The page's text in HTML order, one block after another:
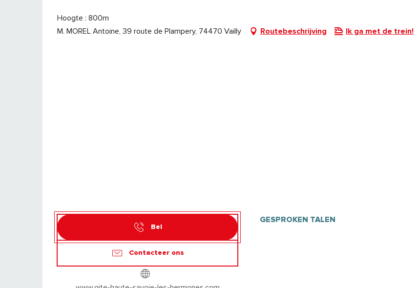
Hoogte : 800m
M. MOREL Antoine, 39 route de Plampery, 74470 Vailly
Routebeschrijving Ik ga met de trein!
Bel
Contacteer ons
GESPROKEN TALEN
GESPROKEN TALEN